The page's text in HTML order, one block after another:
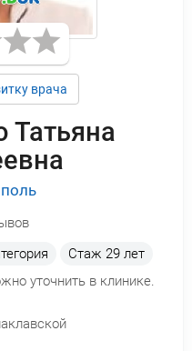
врача
Стаж 29 лет
уточнить в клинике.